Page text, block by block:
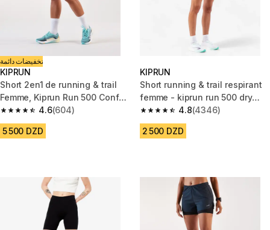
تخفيضات دائمة
KIPRUN
Short 2en1 de running & trail
Femme, Kiprun Run 500 Confort
bleu canard
4.6
4.6 out of 5 stars from 604 reviews
(604)
5 500 DZD
KIPRUN
Short running & trail respirant
femme - kiprun run 500 dry
noir
4.8
4.8 out of 5 stars from 4346
(4346)
2 500 DZD